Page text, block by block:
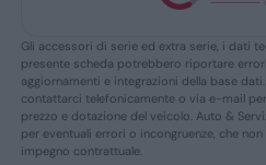
Gli accessori di serie ed extra serie, i dati
presente scheda potrebbero riportare
aggiornamenti e integrazioni della base
contattarci telefonicamente o via e-mail
prezzo e dotazione del veicolo. Auto &
per eventuali errori o incongruenze, che
impegno contrattuale.